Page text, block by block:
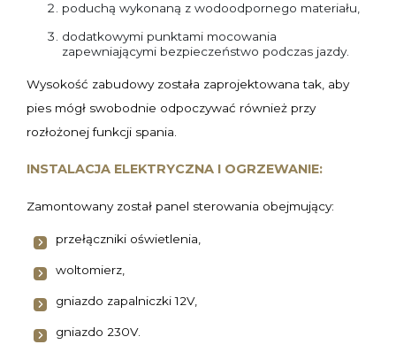
poduchą wykonaną z wodoodpornego materiału,
dodatkowymi punktami mocowania
zapewniającymi bezpieczeństwo podczas jazdy.
Wysokość zabudowy została zaprojektowana tak, aby
pies mógł swobodnie odpoczywać również przy
rozłożonej funkcji spania.
INSTALACJA ELEKTRYCZNA I OGRZEWANIE:
Zamontowany został panel sterowania obejmujący:
przełączniki oświetlenia,
woltomierz,
gniazdo zapalniczki 12V,
gniazdo 230V.